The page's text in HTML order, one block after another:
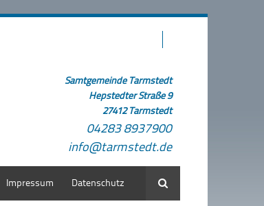
Samtgemeinde Tarmstedt
Hepstedter Straße 9
27412 Tarmstedt
04283 8937900
info@tarmstedt.de
Impressum Datenschutz Suche